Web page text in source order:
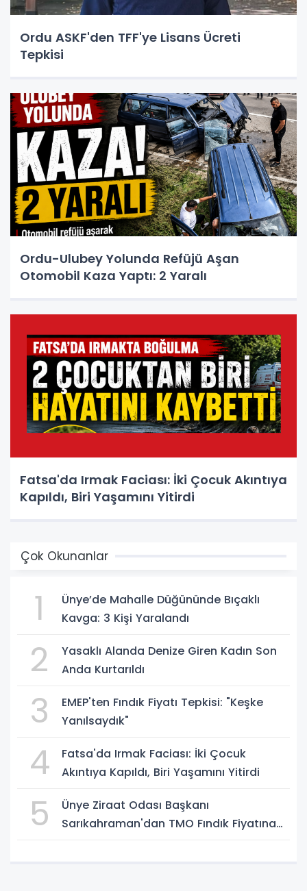
Ordu ASKF'den TFF'ye Lisans Ücreti
Tepkisi
Ordu-Ulubey Yolunda Refüjü Aşan
Otomobil Kaza Yaptı: 2 Yaralı
Fatsa'da Irmak Faciası: İki Çocuk Akıntıya
Kapıldı, Biri Yaşamını Yitirdi
Çok Okunanlar
1
Ünye’de Mahalle Düğününde Bıçaklı
Kavga: 3 Kişi Yaralandı
2
Yasaklı Alanda Denize Giren Kadın Son
Anda Kurtarıldı
3
EMEP'ten Fındık Fiyatı Tepkisi: "Keşke
Yanılsaydık"
4
Fatsa'da Irmak Faciası: İki Çocuk
Akıntıya Kapıldı, Biri Yaşamını Yitirdi
5
Ünye Ziraat Odası Başkanı
Sarıkahraman'dan TMO Fındık Fiyatına